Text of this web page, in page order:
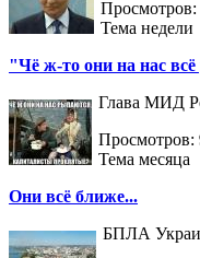
Просмотров:
Тема недели
"Чё ж-то они на нас
Глава МИД
Просмотров:
Тема месяца
Они всё ближе...
БПЛА